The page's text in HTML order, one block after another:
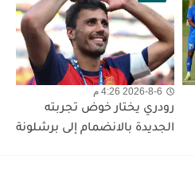
2026-8-6 4:26 م
رودري يختار خوض تجربته
الجديدة بالانضمام إلى برشلونة